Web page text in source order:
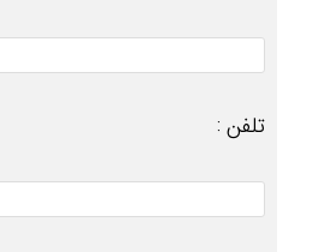
تلفن :